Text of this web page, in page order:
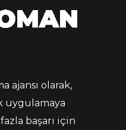
ajansı olarak,
uygulamaya
başarı için